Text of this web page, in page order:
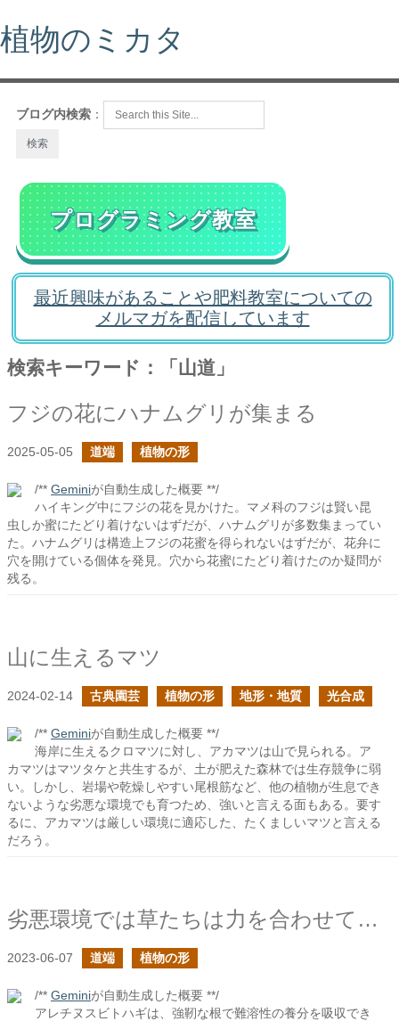
植物のミカタ
ブログ内検索 ：
プログラミング教室
最近興味があることや肥料教室についての
メルマガを配信しています
検索キーワード：「山道」
フジの花にハナムグリが集まる
2025-05-05 道端 植物の形
/** Geminiが自動生成した概要 **/
ハイキング中にフジの花を見かけた。マメ科のフジは賢い昆
虫しか蜜にたどり着けないはずだが、ハナムグリが多数集まってい
た。ハナムグリは構造上フジの花蜜を得られないはずだが、花弁に
穴を開けている個体を発見。穴から花蜜にたどり着けたのか疑問が
残る。
山に生えるマツ
2024-02-14 古典園芸 植物の形 地形・地質 光合成
/** Geminiが自動生成した概要 **/
海岸に生えるクロマツに対し、アカマツは山で見られる。ア
カマツはマツタケと共生するが、土が肥えた森林では生存競争に弱
い。しかし、岩場や乾燥しやすい尾根筋など、他の植物が生息でき
ないような劣悪な環境でも育つため、強いと言える面もある。要す
るに、アカマツは厳しい環境に適応した、たくましいマツと言える
だろう。
劣悪環境では草たちは力を合わせて攻めるのか？
2023-06-07 道端 植物の形
/** Geminiが自動生成した概要 **/
アレチヌスビトハギは、強靭な根で難溶性の養分を吸収でき